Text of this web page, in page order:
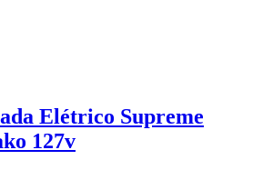
Elétrico Supreme
127v